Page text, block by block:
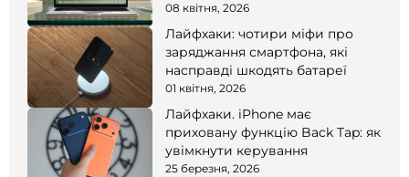
08 квітня, 2026
Лайфхаки: чотири міфи про
заряджання смартфона, які
насправді шкодять батареї
01 квітня, 2026
Лайфхаки. iPhone має
приховану функцію Back Tap: як
увімкнути керування
25 березня, 2026